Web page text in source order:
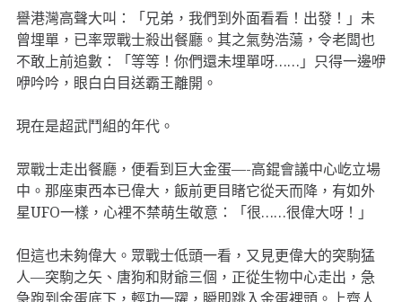
譽港灣高聲大叫：「兄弟，我們到外面看看！出發！」未
曾埋單，已率眾戰士殺出餐廳。其之氣勢浩蕩，令老闆也
不敢上前追數：「等等！你們還未埋單呀……」只得一邊咿
咿吟吟，眼白白目送霸王離開。
現在是超武鬥組的年代。
眾戰士走出餐廳，便看到巨大金蛋—-高錕會議中心屹立場
中。那座東西本已偉大，飯前更目睹它從天而降，有如外
星UFO一樣，心裡不禁萌生敬意：「很……很偉大呀！」
但這也未夠偉大。眾戰士低頭一看，又見更偉大的突駒猛
人—突駒之矢、唐狗和財爺三個，正從生物中心走出，急